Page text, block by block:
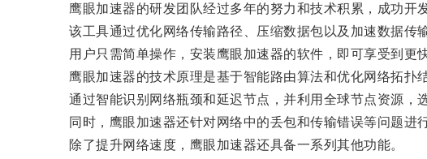
鹰眼加速器的研发团队经过多年的努力和技术积累，成功开
该工具通过优化网络传输路径、压缩数据包以及加速数据传输
用户只需简单操作，安装鹰眼加速器的软件，即可享受到更快
鹰眼加速器的技术原理是基于智能路由算法和优化网络拓扑结
通过智能识别网络瓶颈和延迟节点，并利用全球节点资源，
同时，鹰眼加速器还针对网络中的丢包和传输错误等问题进
除了提升网络速度，鹰眼加速器还具备一系列其他功能。